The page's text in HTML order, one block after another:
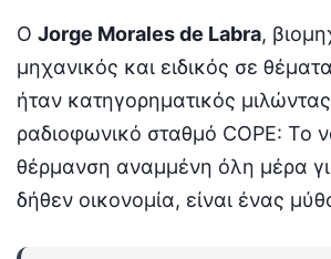
Ο Jorge Morales de Labra,
μηχανικός και ειδικός σε
ήταν κατηγορηματικός
ραδιοφωνικό σταθμό COPE: Το
θέρμανση αναμμένη όλη μέρα
δήθεν οικονομία, είναι ένας